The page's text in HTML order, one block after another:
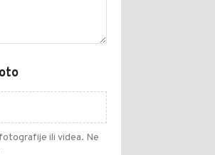
ili videa. Ne